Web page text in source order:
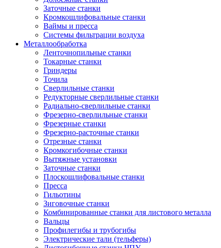
Заточные станки
Кромкошлифовальные станки
Ваймы и пресса
Системы фильтрации воздуха
Металлообработка
Ленточнопильные станки
Токарные станки
Гриндеры
Точила
Сверлильные станки
Редукторные сверлильные станки
Радиально-сверлильные станки
Фрезерно-сверлильные станки
Фрезерные станки
Фрезерно-расточные станки
Отрезные станки
Кромкогибочные станки
Вытяжные установки
Заточные станки
Плоскошлифовальные станки
Пресса
Гильотины
Зиговочные станки
Комбинированные станки для листового металла
Вальцы
Профилегибы и трубогибы
Электрические тали (тельферы)